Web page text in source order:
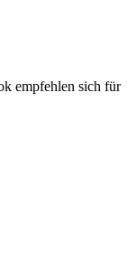
empfehlen sich für